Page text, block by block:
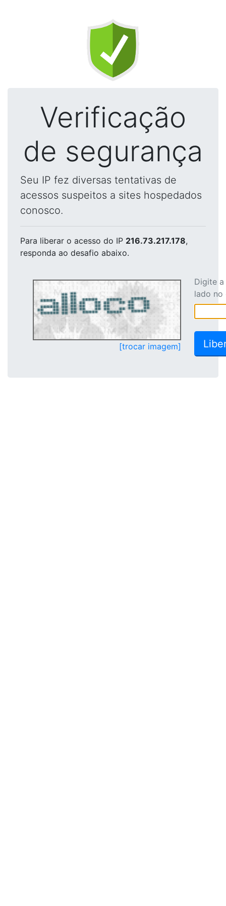
Verificação
de segurança
Seu IP fez diversas tentativas de
acessos suspeitos a sites hospedados
conosco.
Para liberar o acesso do IP 216.73.217.178,
responda ao desafio abaixo.
[trocar imagem]
Digite
lado no